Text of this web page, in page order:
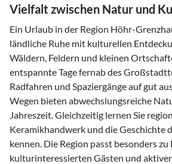
Vielfalt zwischen Natur und
Ein Urlaub in der Region Höhr-
ländliche Ruhe mit kulturellen
Wäldern, Feldern und kleinen
entspannte Tage fernab des
Radfahren und Spaziergänge auf gut
Wegen bieten abwechslungsreiche
Jahreszeit. Gleichzeitig lernen Sie
Keramikhandwerk und die Geschichte
kennen. Die Region passt besonders zu
kulturinteressierten Gästen und